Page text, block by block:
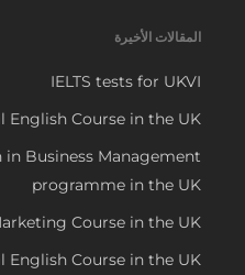
المقالات الأخيرة
IELTS tests for UKVI
English Course in the UK
Business Management
programme in the UK
Course in the UK
English Course in the UK